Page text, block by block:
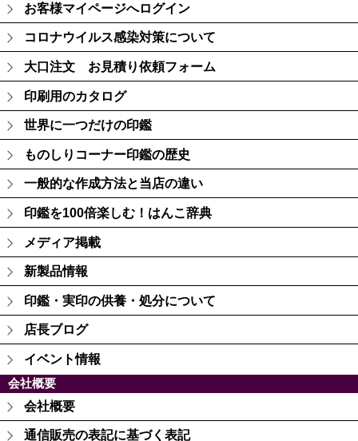
お客様マイページへログイン
コロナウイルス感染対策について
大口注文 お見積り依頼フォーム
印刷用のカタログ
世界に一つだけの印鑑
ものしりコーナー印鑑の歴史
一般的な作成方法と当店の違い
印鑑を100倍楽しむ！はんこ辞典
メディア掲載
新製品情報
印鑑・実印の供養・処分について
店長ブログ
イベント情報
会社概要
会社概要
通信販売の表記に基づく表記